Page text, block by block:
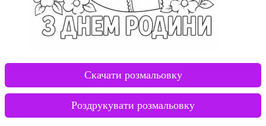
Скачати розмальовку
Роздрукувати розмальовку